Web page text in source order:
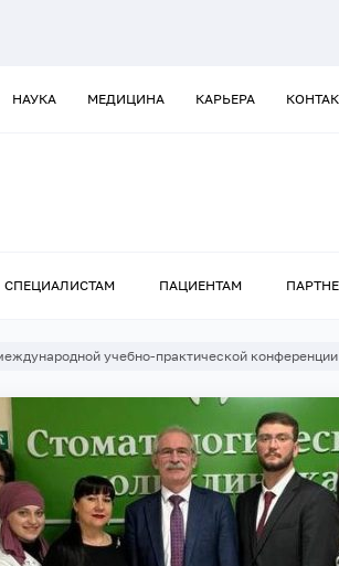
НАУКА МЕДИЦИНА КАРЬЕРА
СПЕЦИАЛИСТАМ ПАЦИЕНТАМ
учебно-практической конференции